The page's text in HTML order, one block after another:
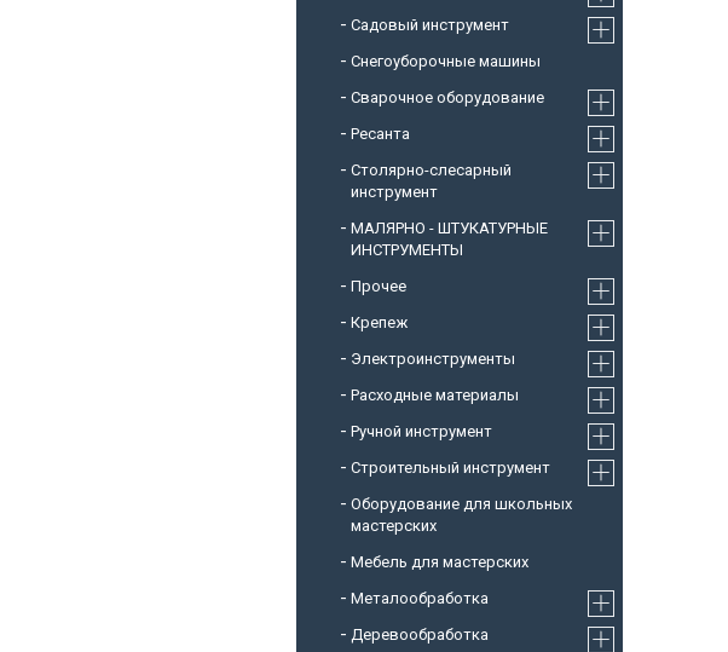
Садовый инструмент
Снегоуборочные машины
Cварочное оборудование
Ресанта
Столярно-слесарный
инструмент
МАЛЯРНО - ШТУКАТУРНЫЕ
ИНСТРУМЕНТЫ
Прочее
Крепеж
Электроинструменты
Расходные материалы
Ручной инструмент
Строительный инструмент
Оборудование для школьных
мастерских
Мебель для мастерских
Металообработка
Деревообработка